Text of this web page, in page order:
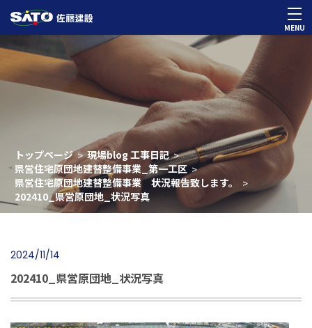
MENU
トップページ > 現場blog 工事日記 >
県営住宅原団地建替整備事業_第一工区 >
県営住宅原団地建替整備事業 状況報告致します。
>
202410_県営原団地_状況写真
2024/11/14
202410_県営原団地_状況写真